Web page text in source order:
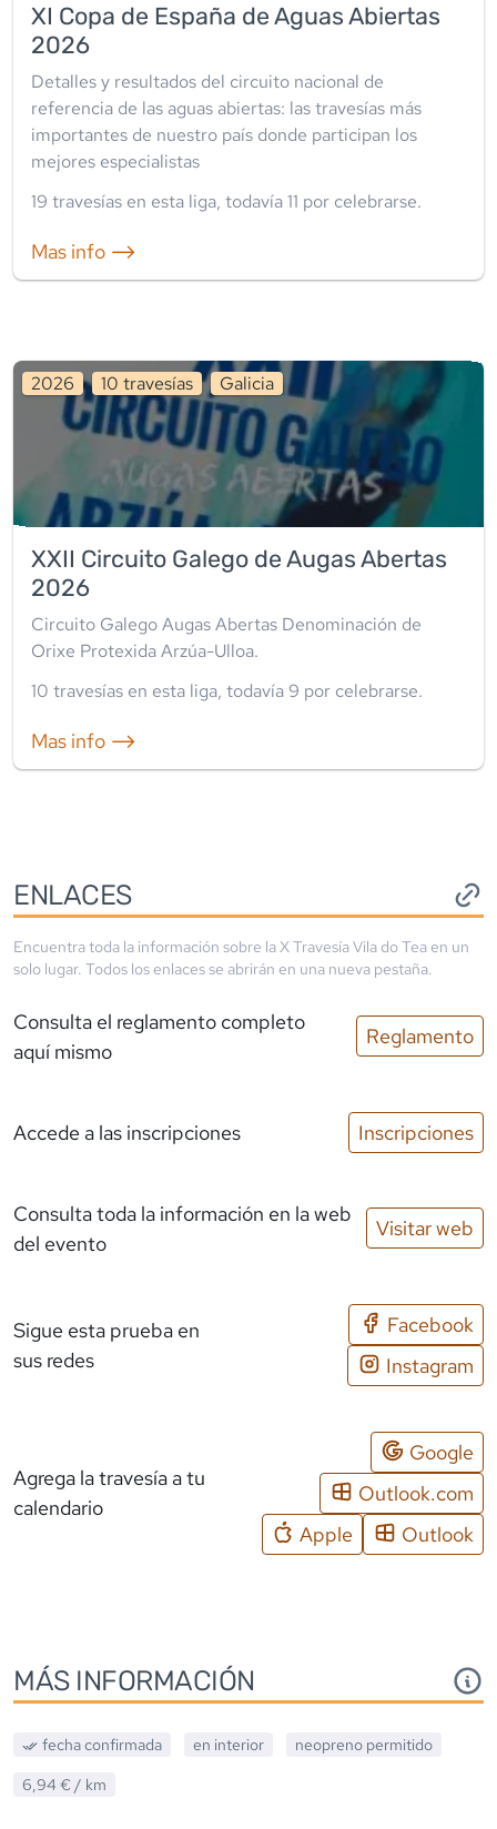
XI Copa de España de Aguas Abiertas
2026
Detalles y resultados del circuito nacional de
referencia de las aguas abiertas: las travesías más
importantes de nuestro país donde participan los
mejores especialistas
19 travesías en esta liga, todavía11 por celebrarse.
Mas info ⟶
2026 10 travesías Galicia
XXII Circuito Galego de Augas Abertas
2026
Circuito Galego Augas Abertas Denominación de
Orixe Protexida Arzúa-Ulloa.
10 travesías en esta liga, todavía 9 por celebrarse.
Mas info ⟶
ENLACES
Encuentra toda la información sobre laX Travesía Vila do Tea en un
solo lugar. Todos los enlaces se abrirán en una nueva pestaña.
Consulta el reglamento completo
aquí mismo
Reglamento
Accede a las inscripciones Inscripciones
Consulta toda la información en la web
del evento
Visitar web
Sigue esta prueba en
sus redes
Facebook
Instagram
Agrega la travesía a tu
calendario
Google
Outlook.com
Apple
Outlook
MÁS INFORMACIÓN
fecha confirmada en interior neopreno permitido
6,94 € / km